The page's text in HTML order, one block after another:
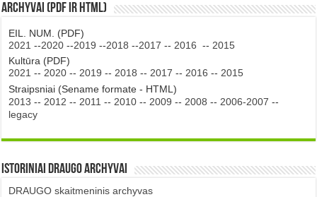
Archyvai (PDF ir HTML)
EIL. NUM. (PDF)
2021 --2020 --2019 --2018 --2017 -- 2016 -- 2015
Kultūra (PDF)
2021 -- 2020 -- 2019 -- 2018 -- 2017 -- 2016 -- 2015
Straipsniai (Sename formate - HTML)
2013 -- 2012 -- 2011 -- 2010 -- 2009 -- 2008 -- 2006-2007 --
legacy
Istoriniai DRAUGO Archyvai
DRAUGO skaitmeninis archyvas